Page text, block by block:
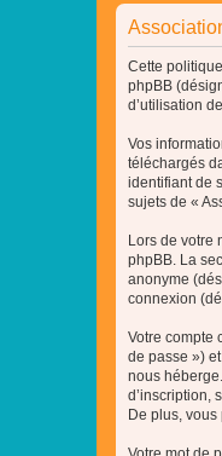
Cette
phpBB
d’utilisation
Vos
téléchargés
identifiant de
sujets de «
Lors de votre
phpBB. La
anonyme
connexion
Votre compte
de passe »)
nous
d’inscription,
De plus,